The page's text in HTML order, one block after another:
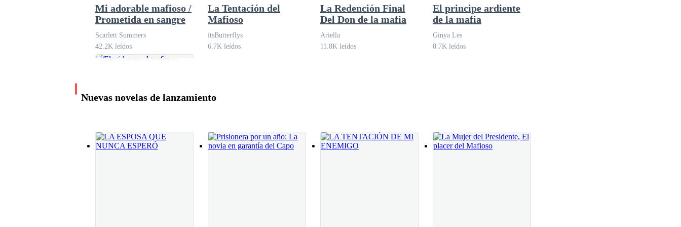
Lorenzo tomó un trago de su vaso de whisky, y mirando su reflejo en la ventana, apreció las heridas que aún tenía en su abdomen después de aquel accidente que le había
aparentemente arrebatado su posibilidad de convertirse en padre.
Mi adorable mafioso /
Prometida en sangre
Scarlett Summers
42.2K leídos
La Tentación del
Mafioso
itsButterflys
6.7K leídos
La Redención Final
Del Don de la mafia
Ariella
11.8K leídos
El principe ardiente
de la mafia
Ginya Les
8.7K leídos
Nuevas novelas de lanzamiento